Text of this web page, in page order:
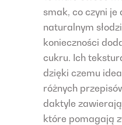
smak, co czyni je
naturalnym
konieczności
cukru. Ich
dzięki czemu
różnych
daktyle
które pomagają